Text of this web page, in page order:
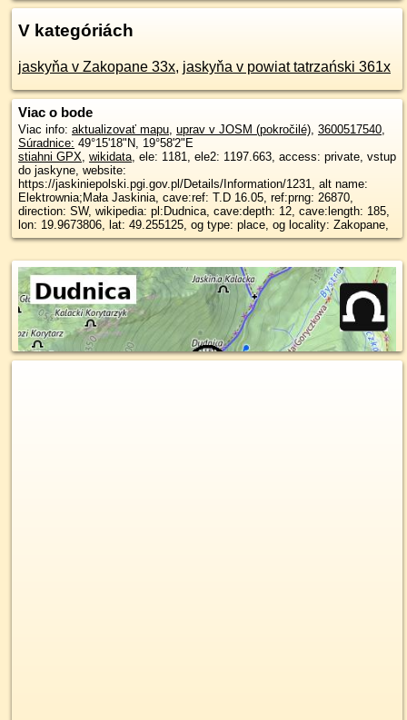
V kategóriách
jaskyňa v Zakopane 33x, jaskyňa v powiat tatrzański 361x
Viac o bode
Viac info: aktualizovať mapu, uprav v JOSM (pokročilé), 3600517540,
Súradnice: 49°15'18"N, 19°58'2"E
stiahni GPX, wikidata, ele: 1181, ele2: 1197.663, access: private, vstup
do jaskyne, website:
https://jaskiniepolski.pgi.gov.pl/Details/Information/1231, alt name:
Elektrownia;Mała Jaskinia, cave:ref: T.D 16.05, ref:prng: 26870,
direction: SW, wikipedia: pl:Dudnica, cave:depth: 12, cave:length: 185,
lon: 19.9673806, lat: 49.255125, og type: place, og locality: Zakopane,